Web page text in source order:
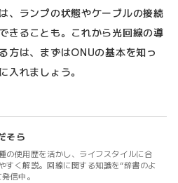
、ランプの状態やケーブルの接続
きることも。これから光回線の導
方は、まずはONUの基本を知っ
入れましょう。
そら
の使用歴を活かし、ライフスタイルに合
すく解説。回線に関する知識を“辞書のよ
信中。